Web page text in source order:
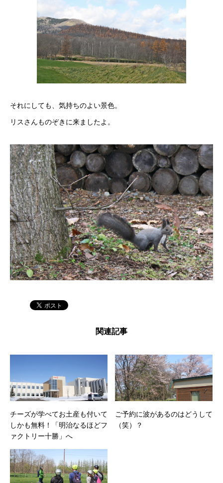
それにしても、気持ちのよい景色。
リスさんものぞきに来ましたよ。
関連記事
チーズが学べてお土産も付いて
しかも無料！「明治なるほどフ
ァクトリー十勝」へ
ご予約に波があるのはどうして
（笑）？